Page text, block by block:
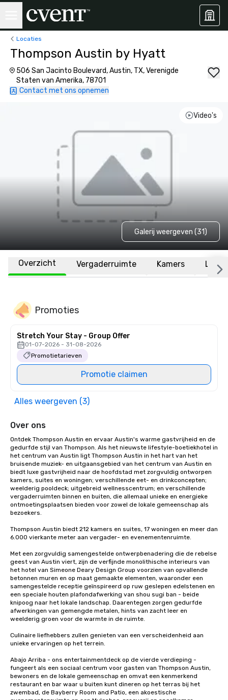
Locaties
Thompson Austin by Hyatt
506 San Jacinto Boulevard, Austin, TX, Verenigde
Staten van Amerika, 78701
Contact met ons opnemen
Video's
Galerij weergeven (31)
Overzicht Vergaderruimte Kamers
Promoties
Stretch Your Stay - Group Offer
01-07-2026 - 31-08-2026
Promotietarieven
Promotie claimen
Alles weergeven (3)
Over ons
Ontdek Thompson Austin en ervaar Austin's warme gastvrijheid en de
gedurfde stijl van Thompson. Als het nieuwste lifestyle-boetiekhotel in
het centrum van Austin ligt Thompson Austin in het hart van het
bruisende muziek- en uitgaansgebied van het centrum van Austin en
biedt luxe gastvrijheid naar de hoofdstad met zorgvuldig ontworpen
kamers, suites en woningen; verschillende eet- en drinkconcepten;
weelderig pooldeck; uitgebreid wellnesscentrum; en verschillende
vergaderruimten binnen en buiten, die allemaal unieke en energieke
ontmoetingsplaatsen bieden voor zowel de lokale gemeenschap als
bezoekers.
Thompson Austin biedt 212 kamers en suites, 17 woningen en meer dan
6.000 vierkante meter aan vergader- en evenementenruimte.
Met een zorgvuldig samengestelde ontwerpbenadering die de rebelse
geest van Austin viert, zijn de verfijnde monolithische interieurs van
het hotel van Simeone Deary Design Group voorzien van opvallende
betonnen muren en op maat gemaakte elementen, waaronder een
samengestelde receptie geïnspireerd op ruw geslepen edelstenen en
een speciale houten plafondafwerking van shou sugi ban - beide
knipoog naar het lokale landschap. Daarentegen zorgen gedurfde
afwerkingen van gemengde metalen, hints van zacht leer en
weelderig groen voor de warmte in de ruimte.
Culinaire liefhebbers zullen genieten van een verscheidenheid aan
unieke ervaringen op het terrein.
Abajo Arriba - ons entertainmentdeck op de vierde verdieping -
fungeert als een sociaal centrum voor gasten van Thompson Austin,
bewoners en de lokale gemeenschap en omvat een kenmerkend
restaurant en bar waar u buiten kunt dineren op het terras bij het
zwembad, de Bayberry Room and Patio, een akoestische